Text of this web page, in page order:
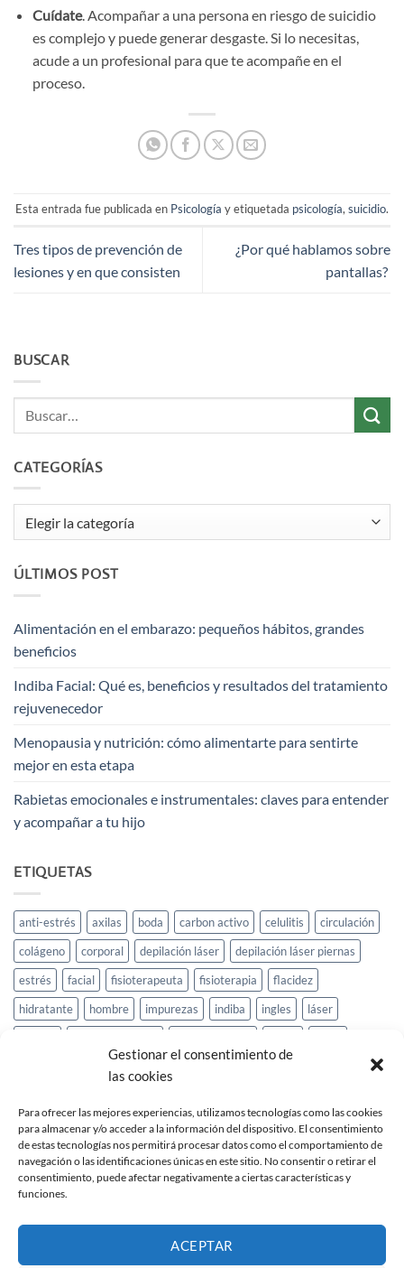
Gestionar el consentimiento de
las cookies
Para ofrecer las mejores experiencias, utilizamos tecnologías como las cookies
para almacenar y/o acceder a la información del dispositivo. El consentimiento
de estas tecnologías nos permitirá procesar datos como el comportamiento de
navegación o las identificaciones únicas en este sitio. No consentir o retirar el
consentimiento, puede afectar negativamente a ciertas características y
funciones.
ACEPTAR
Cuídate. Acompañar a una persona en riesgo de suicidio
es complejo y puede generar desgaste. Si lo necesitas,
acude a un profesional para que te acompañe en el
proceso.
Esta entrada fue publicada en Psicología y etiquetada psicología, suicidio.
Tres tipos de prevención de
lesiones y en que consisten
¿Por qué hablamos sobre
pantallas?
BUSCAR
CATEGORÍAS
ÚLTIMOS POST
Alimentación en el embarazo: pequeños hábitos, grandes
beneficios
Indiba Facial: Qué es, beneficios y resultados del tratamiento
rejuvenecedor
Menopausia y nutrición: cómo alimentarte para sentirte
mejor en esta etapa
Rabietas emocionales e instrumentales: claves para entender
y acompañar a tu hijo
ETIQUETAS
anti-estrés axilas boda carbon activo celulitis
circulación
colágeno
corporal depilación láser
depilación láser piernas
estrés
facial fisioterapeuta fisioterapia
flacidez
hidratante
hombre impurezas indiba ingles
láser
relajante
relax ritual de orquídeas rostro
skeyndor
skinderma
toxinas ácido hialurónico